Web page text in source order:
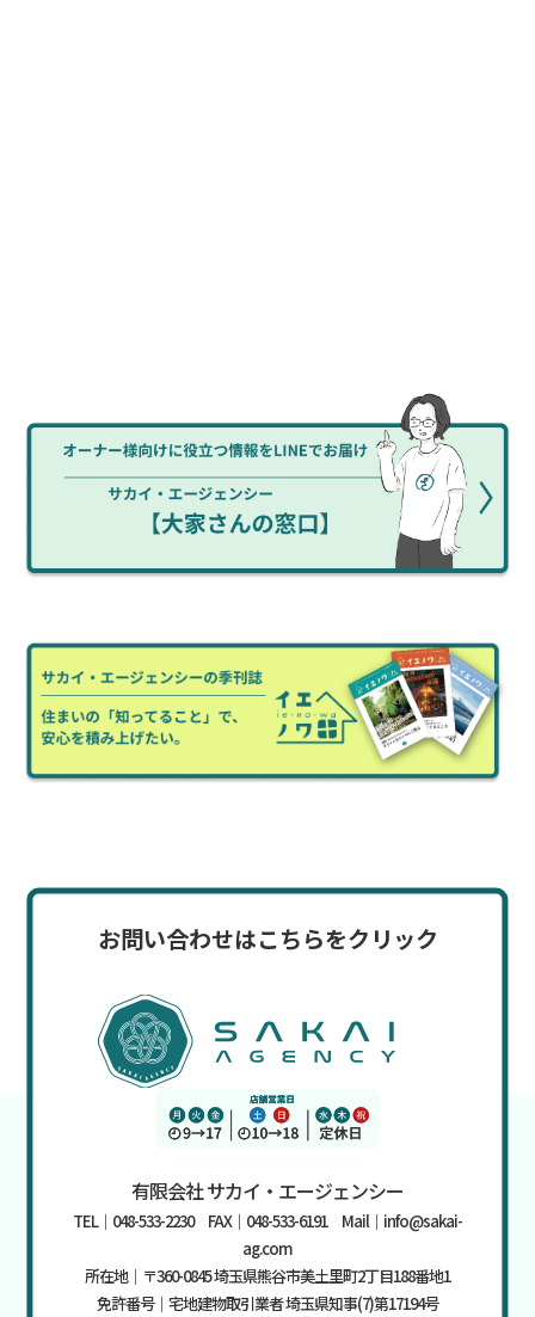
お問い合わせはこちらをクリック
有限会社 サカイ・エージェンシー
TEL｜048-533-2230 FAX｜048-533-6191 Mail｜info@sakai-
ag.com
所在地｜〒360-0845 埼玉県熊谷市美土里町2丁目188番地1
免許番号｜宅地建物取引業者 埼玉県知事(7)第17194号